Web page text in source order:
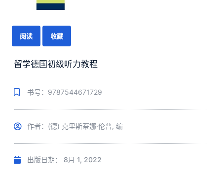
阅读 收藏
留学德国初级听力教程
书号：9787544671729
作者：(德) 克里斯蒂娜·伦普, 编
出版日期： 8月 1, 2022